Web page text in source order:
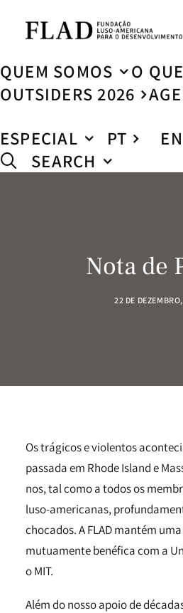
QUEM SOMOS
O
OUTSIDERS 2026
ESPECIAL
PT
EN
SEARCH
Nota de
22 DE
Os trágicos e violentos
passada em Rhode Island e
nos, tal como a todos os
luso-americanas,
chocados. A FLAD mantém
mutuamente benéfica com a
o MIT.
Além do nosso apoio de